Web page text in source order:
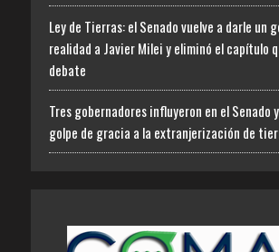
Ley de Tierras: el Senado vuelve a darle un
realidad a Javier Milei y eliminó el capítulo
debate
Tres gobernadores influyeron en el Senado
golpe de gracia a la extranjerización de